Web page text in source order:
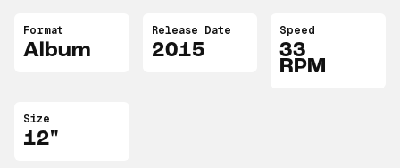
Format
Album
Release Date
2015
Speed
33
RPM
Size
12"